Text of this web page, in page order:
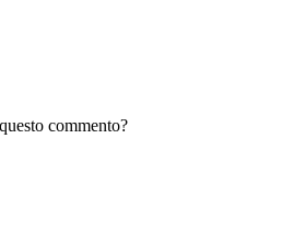
commento?